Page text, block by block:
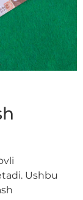
Ushbu